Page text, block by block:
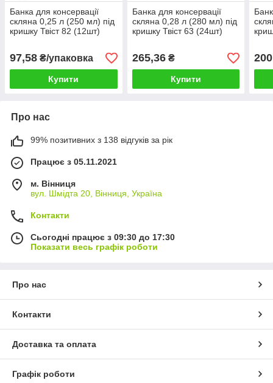
Банка для консервації
скляна 0,25 л (250 мл) під
кришку Твіст 82 (12шт)
97,58 ₴/упаковка
Купити
Банка для консервації
скляна 0,28 л (280 мл) під
кришку Твіст 63 (24шт)
265,36₴
Купити
Про нас
99% позитивних з 138 відгуків за рік
Працює з 05.11.2021
м. Вінниця
вул. Шмідта 20, Вінниця, Україна
Контакти
Сьогодні працює з 09:30 до 17:30
Показати весь графік роботи
Про нас
Контакти
Доставка та оплата
Графік роботи